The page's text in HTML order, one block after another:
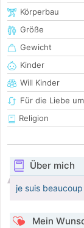
Körperbau
Größe
Gewicht
Kinder
Will Kinder
Für die Liebe
Religion
Über mich
je suis
Mein